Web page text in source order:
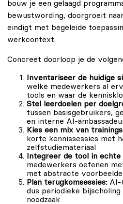
bouw je een gelaagd
bewustwording, doorgroeit
eindigt met begeleide
werkcontext.
Concreet doorloop je de
Inventariseer de huidige
welke medewerkers al
tools en waar de
Stel leerdoelen per
tussen basisgebruikers,
en interne AI-
Kies een mix van
korte kennissessies met
zelfstudiemateriaal
Integreer de tool in echte
medewerkers oefenen
met abstracte
Plan terugkomsessies: AI-
dus periodieke bijscholing
noodzaak